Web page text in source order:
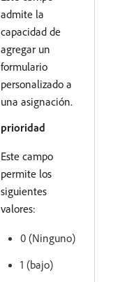
admite la
capacidad de
agregar un
formulario
personalizado a
una asignación.
prioridad
Este campo
permite los
siguientes
valores:
0 (Ninguno)
1 (bajo)